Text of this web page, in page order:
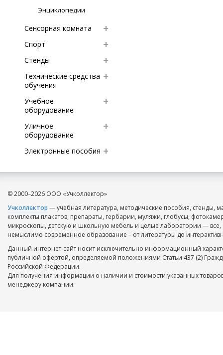
Энциклопедии
Сенсорная комната
Спорт
Стенды
Технические средства
обучения
Учебное
оборудование
Уличное
оборудование
Электронные пособия
© 2000–2026 ООО «Учколлектор»
Учколлектор — учебная литература, методические пособия, стенды,
комплекты плакатов, препараты, гербарии, муляжи, глобусы,
микроскопы, детскую и школьную мебель и целые лаборатории — все,
немыслимо современное образование – от литературы до
Данный интернет-сайт носит исключительно информационный
публичной офертой, определяемой положениями Статьи 437 (2)
Российской Федерации.
Для получения информации о наличии и стоимости указанных
менеджеру компании.